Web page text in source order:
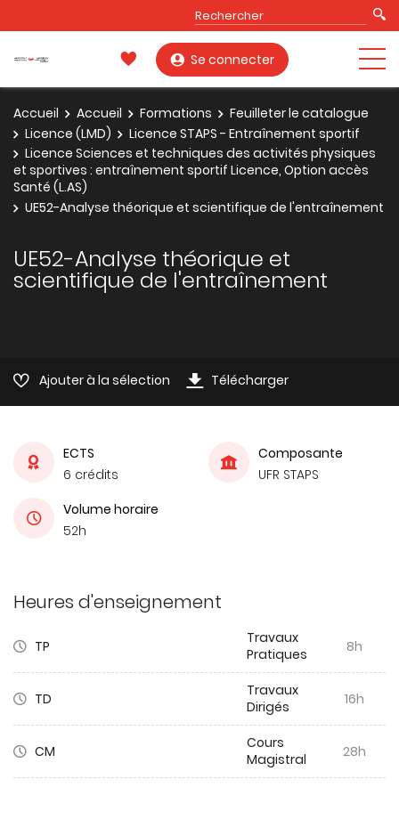
Se connecter
Accueil Accueil Formations
Feuilleter le catalogue
Licence (LMD)
Licence STAPS - Entraînement sportif
Licence Sciences et techniques des activités physiques
et sportives : entraînement sportif Licence, Option accès
Santé (L.AS)
UE52-Analyse théorique et scientifique de l'entraînement
UE52-Analyse théorique et
scientifique de l'entraînement
Ajouter à la sélection Télécharger
ECTS
6 crédits
Composante
UFR STAPS
Volume horaire
52h
Heures d'enseignement
TP
Travaux
Pratiques
8h
TD
Travaux
Dirigés
16h
CM
Cours
Magistral
28h